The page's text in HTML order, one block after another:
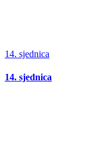
14. sjednica
14. sjednica